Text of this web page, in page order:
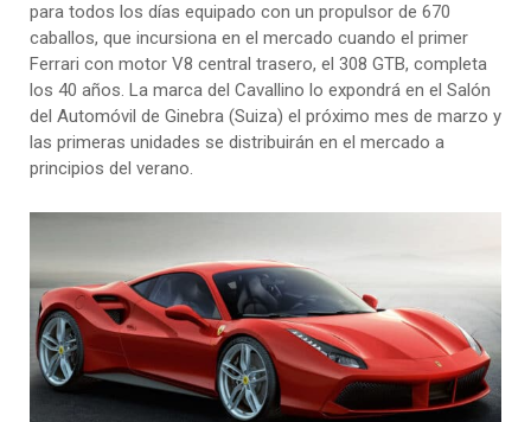
para todos los días equipado con un propulsor de 670
caballos, que incursiona en el mercado cuando el primer
Ferrari con motor V8 central trasero, el 308 GTB, completa
los 40 años. La marca del Cavallino lo expondrá en el Salón
del Automóvil de Ginebra (Suiza) el próximo mes de marzo y
las primeras unidades se distribuirán en el mercado a
principios del verano.